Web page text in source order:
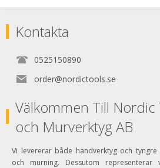
Kontakta
0525150890
order@nordictools.se
Välkommen Till Nordic
och Murverktyg AB
Vi levererar både handverktyg och
och murning. Dessutom